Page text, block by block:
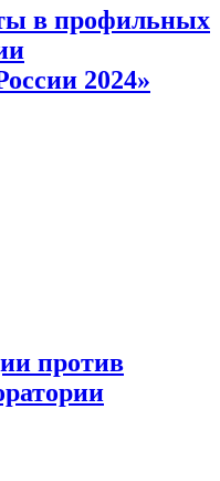
в профильных
2024»
против